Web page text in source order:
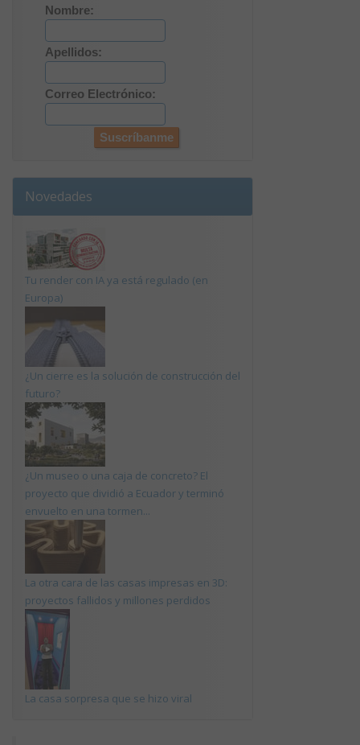
Nombre:
Apellidos:
Correo Electrónico:
Novedades
Tu render con IA ya está regulado (en
Europa)
¿Un cierre es la solución de construcción del
futuro?
¿Un museo o una caja de concreto? El
proyecto que dividió a Ecuador y terminó
envuelto en una tormen...
La otra cara de las casas impresas en 3D:
proyectos fallidos y millones perdidos
La casa sorpresa que se hizo viral